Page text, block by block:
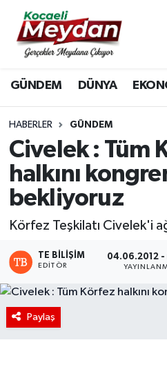
GÜNDEM DÜNYA
HABERLER GÜNDEM
Civelek : Tüm
halkını
bekliyoruz
Körfez Teşkilatı Civelek'i
TE BILIŞIM
EDITÖR
04.06.2012 -
Paylaş
Nöbetçi Eczaneler
Hava Durumu
Trafik Durumu
Süper Lig Puan
Tüm Manşetler
Son Dakika Haberleri
Haber Arşivi